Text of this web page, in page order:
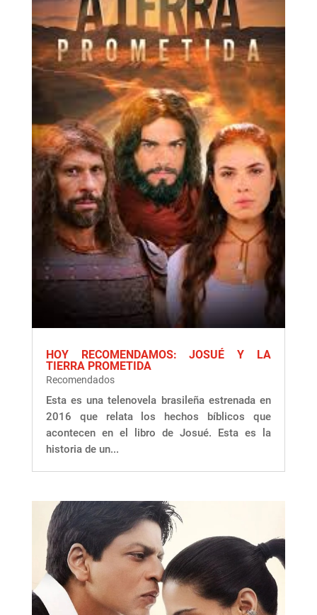
HOY RECOMENDAMOS: JOSUÉ Y LA
TIERRA PROMETIDA
Recomendados
Esta es una telenovela brasileña estrenada en
2016 que relata los hechos bíblicos que
acontecen en el libro de Josué. Esta es la
historia de un...